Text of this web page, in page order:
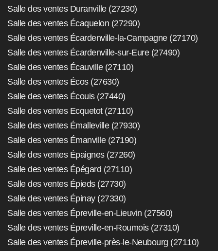
Salle des ventes Duranville (27230)
Salle des ventes Écaquelon (27290)
Salle des ventes Écardenville-la-Campagne (27170)
Salle des ventes Écardenville-sur-Eure (27490)
Salle des ventes Écauville (27110)
Salle des ventes Écos (27630)
Salle des ventes Écouis (27440)
Salle des ventes Ecquetot (27110)
Salle des ventes Émalleville (27930)
Salle des ventes Émanville (27190)
Salle des ventes Épaignes (27260)
Salle des ventes Épégard (27110)
Salle des ventes Épieds (27730)
Salle des ventes Épinay (27330)
Salle des ventes Épreville-en-Lieuvin (27560)
Salle des ventes Épreville-en-Roumois (27310)
Salle des ventes Épreville-près-le-Neubourg (27110)